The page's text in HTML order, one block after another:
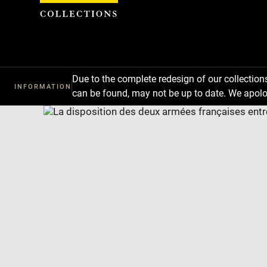
INFORMATION
Due to the complete redesign of our
can be found, may not be up to date. We
Download
Next
Previous
Cookies management panel